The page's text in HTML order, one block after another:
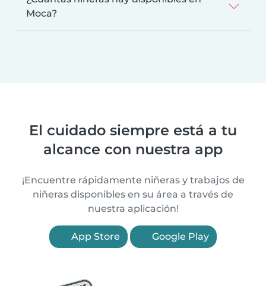
Moca?
El cuidado siempre está a tu
alcance con nuestra app
¡Encuentre rápidamente niñeras y trabajos de
niñeras disponibles en su área a través de
nuestra aplicación!
App Store Google Play